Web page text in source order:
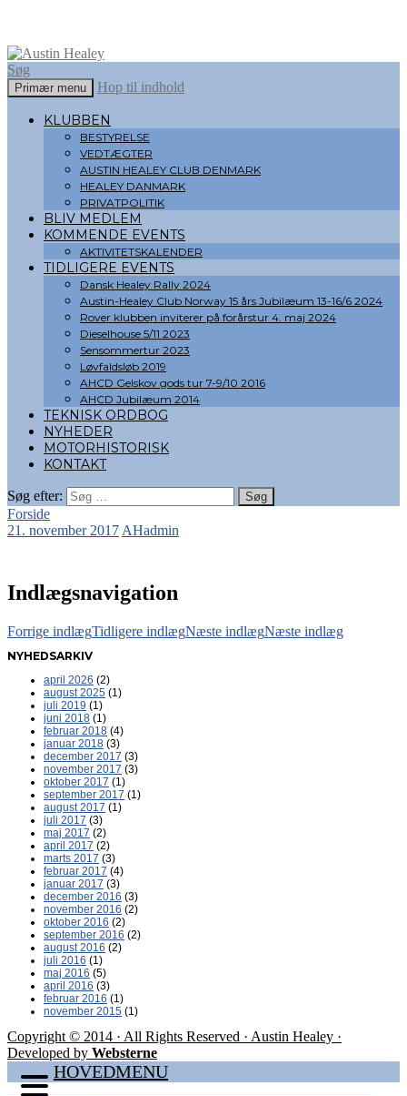
Austin Healey
Søg
Primær menu Hop til indhold
KLUBBEN
BESTYRELSE
VEDTÆGTER
AUSTIN HEALEY CLUB DENMARK
HEALEY DANMARK
PRIVATPOLITIK
BLIV MEDLEM
KOMMENDE EVENTS
AKTIVITETSKALENDER
TIDLIGERE EVENTS
Dansk Healey Rally 2024
Austin-Healey Club Norway 15 års Jubilæum 13-16/6 2024
Rover klubben inviterer på forårstur 4. maj 2024
Dieselhouse 5/11 2023
Sensommertur 2023
Løvfaldsløb 2019
AHCD Gelskov gods tur 7-9/10 2016
AHCD Jubilæum 2014
TEKNISK ORDBOG
NYHEDER
MOTORHISTORISK
KONTAKT
Søg efter:
Forside
21. november 2017 AHadmin
Indlægsnavigation
Forrige indlægTidligere indlægNæste indlægNæste indlæg
NYHEDSARKIV
april 2026 (2)
august 2025 (1)
juli 2019 (1)
juni 2018 (1)
februar 2018 (4)
januar 2018 (3)
december 2017 (3)
november 2017 (3)
oktober 2017 (1)
september 2017 (1)
august 2017 (1)
juli 2017 (3)
maj 2017 (2)
april 2017 (2)
marts 2017 (3)
februar 2017 (4)
januar 2017 (3)
december 2016 (3)
november 2016 (2)
oktober 2016 (2)
september 2016 (2)
august 2016 (2)
juli 2016 (1)
maj 2016 (5)
april 2016 (3)
februar 2016 (1)
november 2015 (1)
Copyright © 2014 · All Rights Reserved · Austin Healey ·
Developed by Websterne
HOVEDMENU